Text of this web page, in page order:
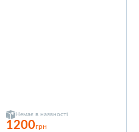
Немає в наявності
1200грн